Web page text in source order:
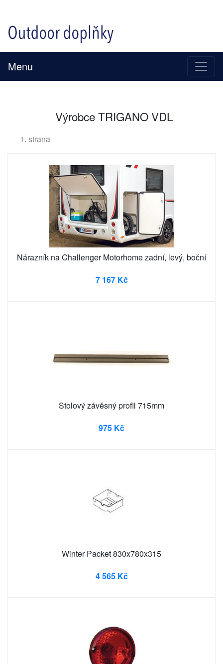
Menu
Výrobce TRIGANO VDL
1. strana
Nárazník na Challenger Motorhome zadní, levý, boční
7 167 Kč
Stolový závěsný profil 715mm
975 Kč
Winter Packet 830x780x315
4 565 Kč